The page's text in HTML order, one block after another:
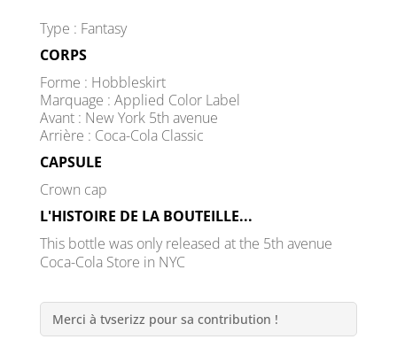
Type : Fantasy
CORPS
Forme : Hobbleskirt
Marquage : Applied Color Label
Avant : New York 5th avenue
Arrière : Coca-Cola Classic
CAPSULE
Crown cap
L'HISTOIRE DE LA BOUTEILLE...
This bottle was only released at the 5th avenue
Coca-Cola Store in NYC
Merci à tvserizz pour sa contribution !